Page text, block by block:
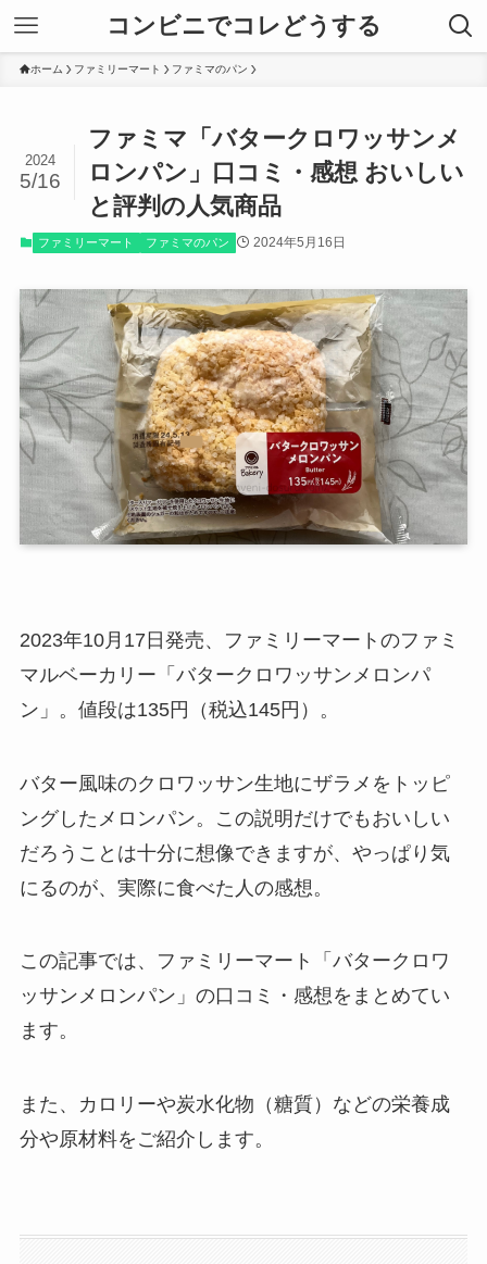
コンビニでコレどうする
ホーム ファミリーマート ファミマのパン
ファミマ「バタークロワッサンメ
ロンパン」口コミ・感想 おいしい
と評判の人気商品
2024
5/16
ファミリーマート ファミマのパン 2024年5月16日
2023年10月17日発売、ファミリーマートのファミ
マルベーカリー「バタークロワッサンメロンパ
ン」。値段は135円（税込145円）。
バター風味のクロワッサン生地にザラメをトッピ
ングしたメロンパン。この説明だけでもおいしい
だろうことは十分に想像できますが、やっぱり気
にるのが、実際に食べた人の感想。
この記事では、ファミリーマート「バタークロワ
ッサンメロンパン」の口コミ・感想をまとめてい
ます。
また、カロリーや炭水化物（糖質）などの栄養成
分や原材料をご紹介します。